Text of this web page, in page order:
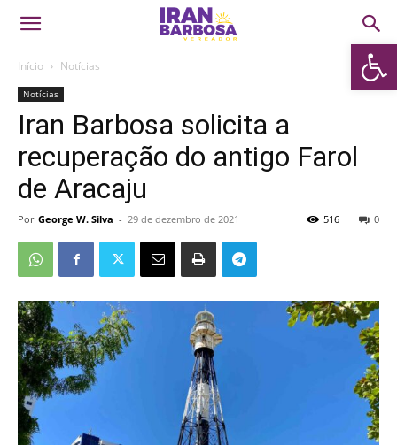
Abrir
Início Notícias
Notícias
Iran Barbosa solicita a
recuperação do antigo Farol
de Aracaju
Por George W. Silva - 29 de dezembro de 2021 0
516